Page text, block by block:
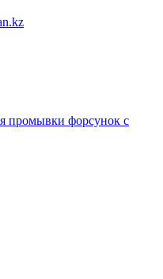
промывки форсунок с